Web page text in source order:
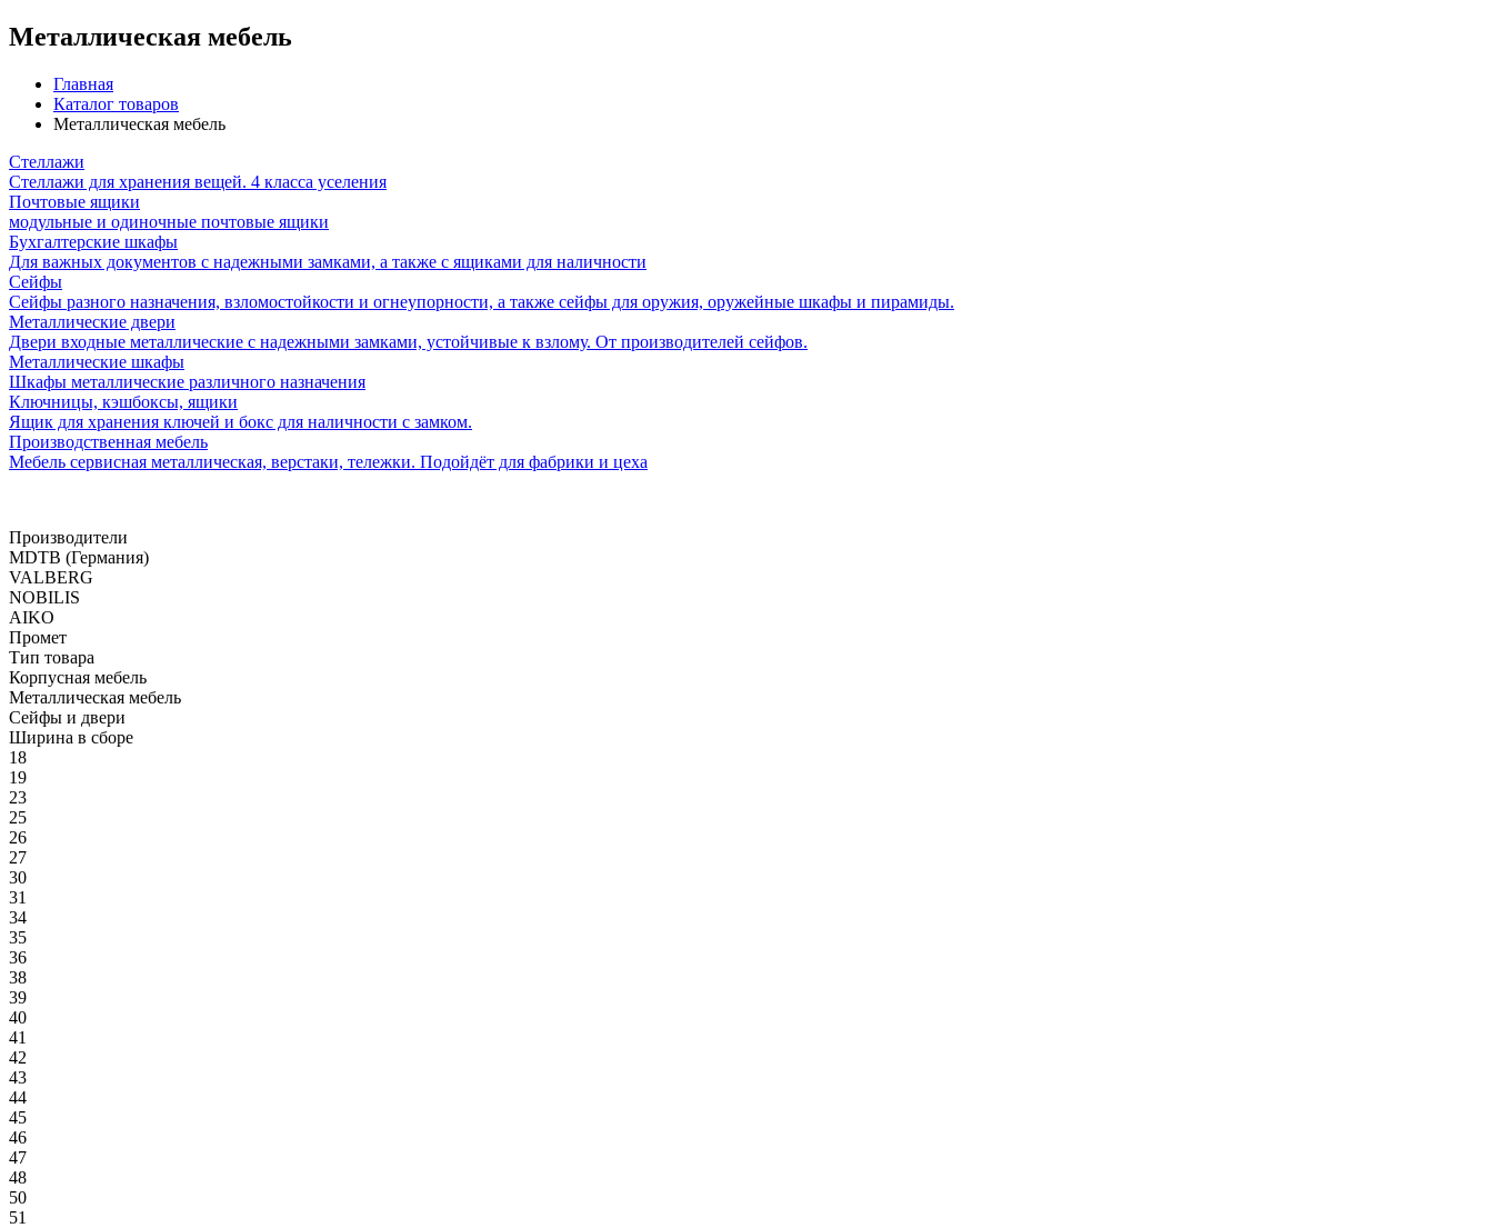
Металлическая мебель
Главная
Каталог товаров
Металлическая мебель
Стеллажи
Стеллажи для хранения вещей. 4 класса уселения
Почтовые ящики
модульные и одиночные почтовые ящики
Бухгалтерские шкафы
Для важных документов с надежными замками, а также с ящиками для наличности
Сейфы
Сейфы разного назначения, взломостойкости и огнеупорности, а также сейфы для оружия, оружейные шкафы и пирамиды.
Металлические двери
Двери входные металлические с надежными замками, устойчивые к взлому. От производителей сейфов.
Металлические шкафы
Шкафы металлические различного назначения
Ключницы, кэшбоксы, ящики
Ящик для хранения ключей и бокс для наличности с замком.
Производственная мебель
Мебель сервисная металлическая, верстаки, тележки. Подойдёт для фабрики и цеха
Производители
MDTB (Германия)
VALBERG
NOBILIS
AIKO
Промет
Тип товара
Корпусная мебель
Металлическая мебель
Сейфы и двери
Ширина в сборе
18
19
23
25
26
27
30
31
34
35
36
38
39
40
41
42
43
44
45
46
47
48
50
51